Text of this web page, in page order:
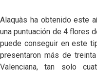
Alaquàs ha obtenido este
una puntuación de 4 flores
puede conseguir en este
presentaron más de
Valenciana, tan solo